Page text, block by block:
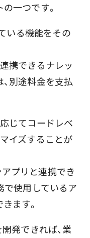
一つです。
いる機能をその
携できるナレッ
別途料金を支払
じてコードレベ
イズすることが
プリと連携でき
で使用しているア
ます。
発できれば、業